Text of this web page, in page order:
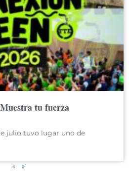
tu fuerza
julio tuvo lugar uno de
« »